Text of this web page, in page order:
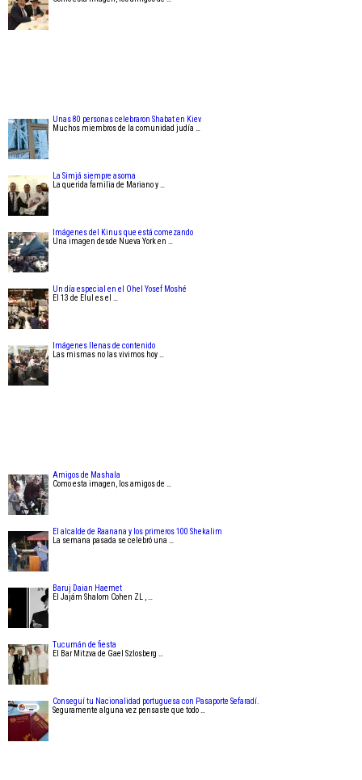
Unas 80 personas celebraron Shabat en Kiev
Muchos miembros de la comunidad judía …
La Simjá siempre asoma
La querida familia de Mariano y …
Imágenes del Kinus que está comezando
Una imagen desde Nueva York en …
Un día especial en el Ohel Yosef Moshé
El 13 de Elul es el …
Imágenes llenas de contenido
Las mismas no las vivimos hoy …
Amigos de Mashala
Como esta imagen, los amigos de …
El alcalde de Raanana y los primeros 100 Shekalim
La semana pasada se celebró una …
Baruj Daian Haemet
El Jajám Shalom Cohen ZL , …
Tucumán de fiesta
El Bar Mitzva de Gael Szlosberg …
Conseguí tu Nacionalidad portuguesa con Pasaporte Sefaradí.
Seguramente alguna vez pensaste que todo …